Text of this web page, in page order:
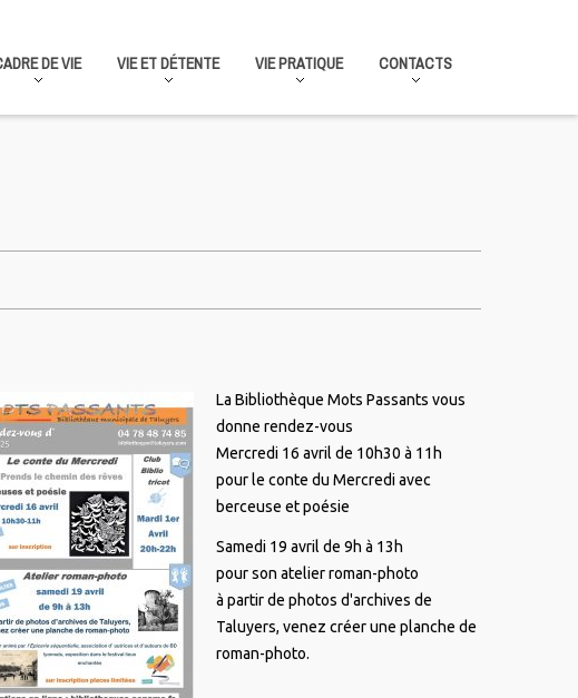
DE VIE VIE ET DÉTENTE VIE PRATIQUE CONTACTS
La Bibliothèque Mots Passants vous
donne rendez-vous
Mercredi 16 avril de 10h30 à 11h
pour le conte du Mercredi avec
berceuse et poésie
Samedi 19 avril de 9h à 13h
pour son atelier roman-photo
à partir de photos d'archives de
Taluyers, venez créer une planche de
roman-photo.